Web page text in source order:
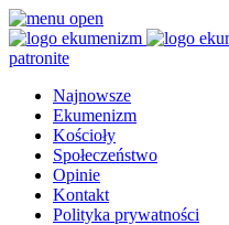
patronite
Najnowsze
Ekumenizm
Kościoły
Społeczeństwo
Opinie
Kontakt
Polityka prywatności